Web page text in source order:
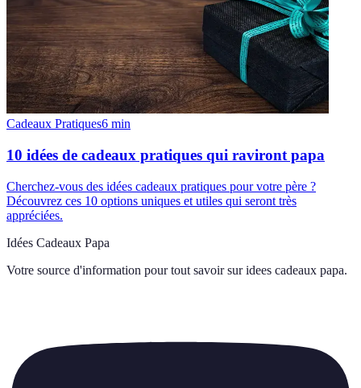
Cadeaux Pratiques6 min
10 idées de cadeaux pratiques qui raviront papa
Cherchez-vous des idées cadeaux pratiques pour votre père ?
Découvrez ces 10 options uniques et utiles qui seront très
appréciées.
Idées Cadeaux Papa
Votre source d'information pour tout savoir sur idees cadeaux papa.